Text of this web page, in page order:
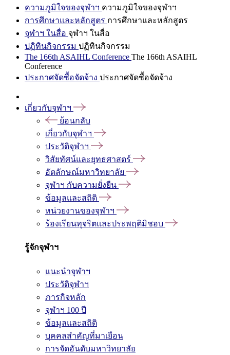
ความภูมิใจของจุฬาฯ ความภูมิใจของจุฬาฯ
การศึกษาและหลักสูตร การศึกษาและหลักสูตร
จุฬาฯ ในสื่อ จุฬาฯ ในสื่อ
ปฏิทินกิจกรรม ปฏิทินกิจกรรม
The 166th ASAIHL Conference The 166th ASAIHL
Conference
ประกาศจัดซื้อจัดจ้าง ประกาศจัดซื้อจัดจ้าง
เกี่ยวกับจุฬาฯ
ย้อนกลับ
เกี่ยวกับจุฬาฯ
ประวัติจุฬาฯ
วิสัยทัศน์และยุทธศาสตร์
อัตลักษณ์มหาวิทยาลัย
จุฬาฯ กับความยั่งยืน
ข้อมูลและสถิติ
หน่วยงานของจุฬาฯ
ร้องเรียนทุจริตและประพฤติมิชอบ
รู้จักจุฬาฯ
แนะนำจุฬาฯ
ประวัติจุฬาฯ
ภารกิจหลัก
จุฬาฯ 100 ปี
ข้อมูลและสถิติ
บุคคลสำคัญที่มาเยือน
การจัดอันดับมหาวิทยาลัย